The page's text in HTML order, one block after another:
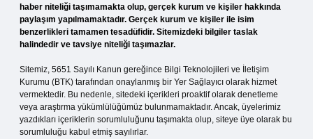
haber niteliği taşımamakta olup, gerçek kurum ve kişiler hakkında
paylaşım yapılmamaktadır. Gerçek kurum ve kişiler ile isim
benzerlikleri tamamen tesadüfidir. Sitemizdeki bilgiler taslak
halindedir ve tavsiye niteliği taşımazlar.
Sitemiz, 5651 Sayılı Kanun gereğince Bilgi Teknolojileri ve İletişim
Kurumu (BTK) tarafından onaylanmış bir Yer Sağlayıcı olarak hizmet
vermektedir. Bu nedenle, sitedeki içerikleri proaktif olarak denetleme
veya araştırma yükümlülüğümüz bulunmamaktadır. Ancak, üyelerimiz
yazdıkları içeriklerin sorumluluğunu taşımakta olup, siteye üye olarak bu
sorumluluğu kabul etmiş sayılırlar.